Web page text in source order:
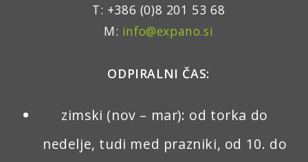
T: +386 (0)8 201 53 68
M: info@expano.si
ODPIRALNI ČAS:
zimski (nov – mar): od torka do
nedelje, tudi med prazniki, od 10. do